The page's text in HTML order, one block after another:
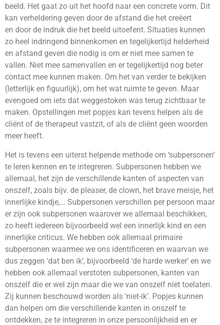
beeld. Het gaat zo uit het hoofd naar een concrete vorm. Dit
kan verheldering geven door de afstand die het creëert
en door de indruk die het beeld uitoefent. Situaties kunnen
zo heel indringend binnenkomen en tegelijkertijd helderheid
en afstand geven die nodig is om er niet mee samen te
vallen. Niet mee samenvallen en er tegelijkertijd nog beter
contact mee kunnen maken. Om het van verder te bekijken
(letterlijk en figuurlijk), om het wat ruimte te geven. Maar
evengoed om iets dat weggestoken was terug zichtbaar te
maken. Opstellingen met popjes kan tevens helpen als de
cliënt of de therapeut vastzit, of als de cliënt geen woorden
meer heeft.
Het is tevens een uiterst helpende methode om ‘subpersonen’
te leren kennen en te integreren. Subpersonen hebben we
allemaal, het zijn de verschillende kanten of aspecten van
onszelf, zoals bijv. de pleaser, de clown, het brave meisje, het
innerlijke kindje,… Subpersonen verschillen per persoon maar
er zijn ook subpersonen waarover we allemaal beschikken,
zo heeft iedereen bijvoorbeeld wel een innerlijk kind en een
innerlijke criticus. We hebben ook allemaal primaire
subpersonen waarmee we ons identificeren en waarvan we
dus zeggen ‘dat ben ik’, bijvoorbeeld ‘de harde werker’ en we
hebben ook allemaal verstoten subpersonen, kanten van
onszelf die er wel zijn maar die we van onszelf niet toelaten.
Zij kunnen beschouwd worden als ‘niet-ik’. Popjes kunnen
dan helpen om die verschillende kanten in onszelf te
ontdekken, ze te integreren in onze persoonlijkheid en er